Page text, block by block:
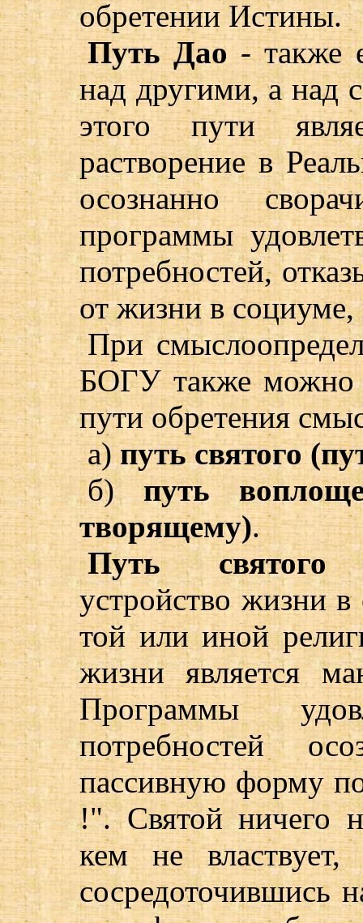
обретении Истины.
Путь Дао - также
над другими, а над
этого пути
растворение в
осознанно
программы
потребностей,
от жизни в социуме,
При
БОГУ также можно
пути обретения
а)путь святого
б)путь
творящему).
Путь святого
устройство жизни в
той или иной
жизни является
Программы
потребностей
пассивную форму
!". Святой ничего
кем не
сосредоточившись